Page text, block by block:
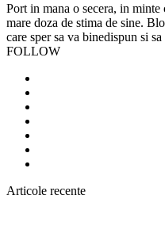
Port in mana o secera, in
mare doza de stima de sine.
care sper sa va binedispun si
FOLLOW
Articole recente